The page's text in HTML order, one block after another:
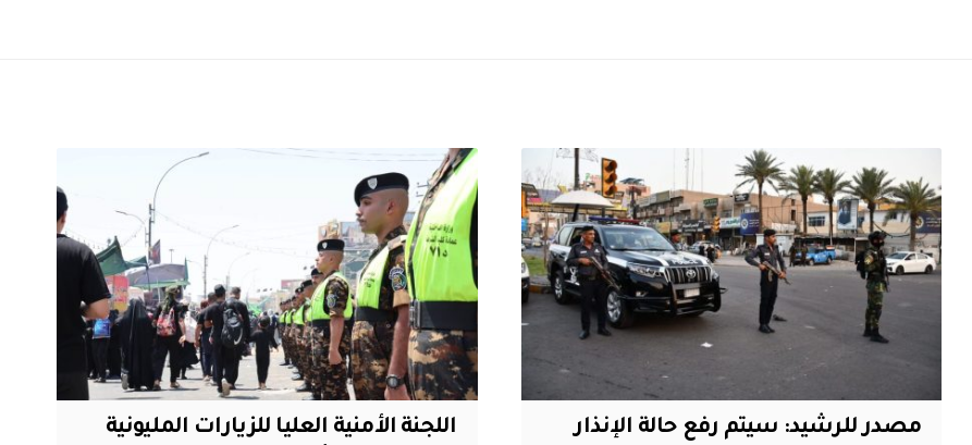
مصدر للرشيد: سيتم رفع حالة الإنذار
اللجنة الأمنية العليا للزيارات المليونية